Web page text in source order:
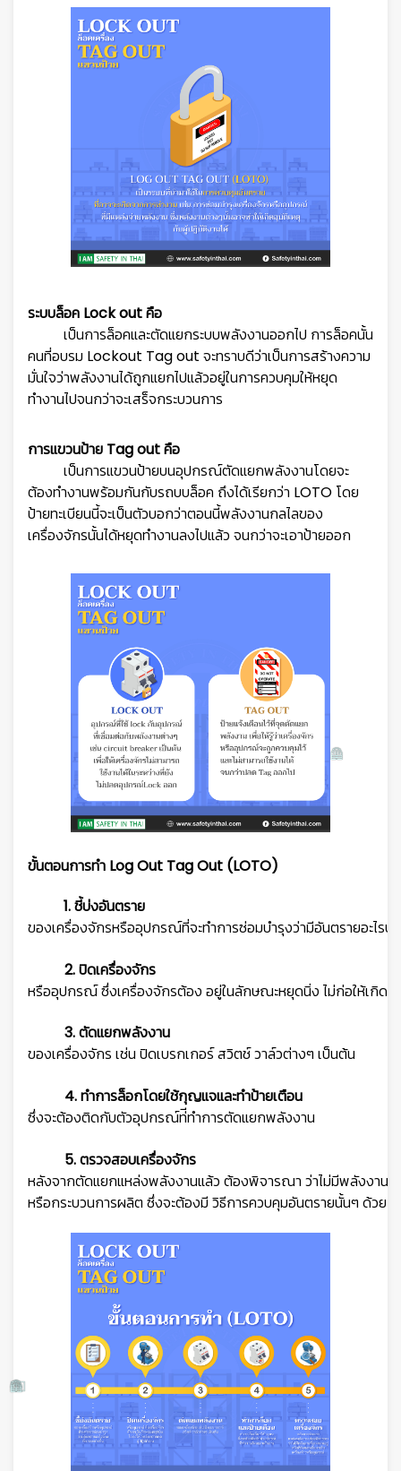
🦺
ระบบล็อค Lock out คือ
เป็นการล็อคและตัดแยกระบบพลังงานออกไป การล็อคนั้น
คนที่อบรม Lockout Tag out จะทราบดีว่าเป็นการสร้างความ
มั่นใจว่าพลังงานได้ถูกแยกไปแล้วอยู่ในการควบคุมให้หยุด
ทำงานไปจนกว่าจะเสร็จกระบวนการ
การแขวนป้าย Tag out คือ
เป็นการแขวนป้ายบนอุปกรณ์ตัดแยกพลังงานโดยจะ
ต้องทำงานพร้อมกันกับรถบบล็อค ถึงได้เรียกว่า LOTO โดย
ป้ายทะเบียนนี้จะเป็นตัวบอกว่าตอนนี้พลังงานกลไลของ
เครื่องจักรนั้นได้หยุดทำงานลงไปแล้ว จนกว่าจะเอาป้ายออก
ขั้นตอนการทำ Log Out Tag Out (LOTO)
1. ชี้บ่งอันตราย
ของเครื่องจักรหรืออุปกรณ์ที่จะทำการซ่อมบำรุงว่ามีอันตรายอะไรบ้
2. ปิดเครื่องจักร
หรืออุปกรณ์ ซึ่งเครื่องจักรต้อง อยู่ในลักษณะหยุดนิ่ง ไม่ก่อให้เกิด
3. ตัดแยกพลังงาน
ของเครื่องจักร เช่น ปิดเบรกเกอร์ สวิตช์ วาล์วต่างๆ เป็นต้น
4. ทำการล็อกโดยใช้กุญแจและทำป้ายเตือน
ซึ่งจะต้องติดกับตัวอุปกรณ์ท่ีทำการตัดแยกพลังงาน
5. ตรวจสอบเครื่องจักร
หลังจากตัดแยกแหล่งพลังงานแล้ว ต้องพิจารณา ว่าไม่มีพลังงาน
หรือกระบวนการผลิต ซึ่งจะต้องมี วิธีการควบคุมอันตรายนั้นๆ ด้วย